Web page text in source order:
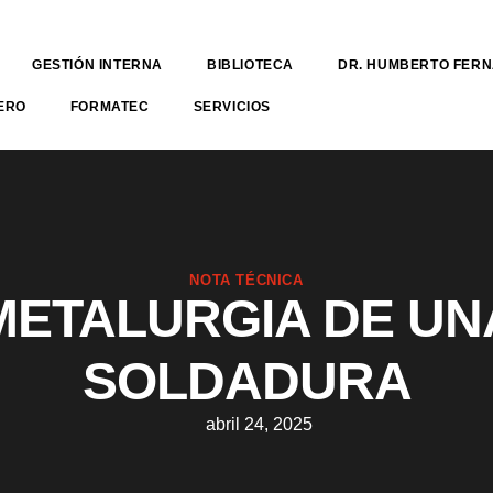
GESTIÓN INTERNA BIBLIOTECA DR. HUMBERTO
FORMATEC SERVICIOS
NOTA TÉCNICA
DE
SOLDADURA
abril 24, 2025